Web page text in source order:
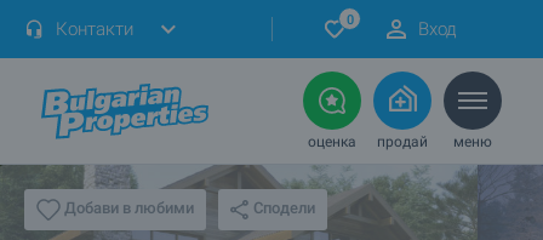
Контакти 0 Вход
оценка продай меню
Добави в любими Сподели